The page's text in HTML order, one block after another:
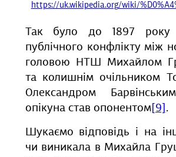
https://uk.wikipedia.org/wiki/
Так було до 1897 року
публічного конфлікту між
головою НТШ Михайлом
та колишнім очільником
Олександром
опікуна став опонентом[9] .
Шукаємо відповідь і на
чи виникала в Михайла